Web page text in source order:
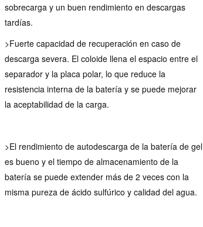
sobrecarga y un buen rendimiento en descargas
tardías.
>Fuerte capacidad de recuperación en caso de
descarga severa. El coloide llena el espacio entre el
separador y la placa polar, lo que reduce la
resistencia interna de la batería y se puede mejorar
la aceptabilidad de la carga.
>El rendimiento de autodescarga de la batería de gel
es bueno y el tiempo de almacenamiento de la
batería se puede extender más de 2 veces con la
misma pureza de ácido sulfúrico y calidad del agua.